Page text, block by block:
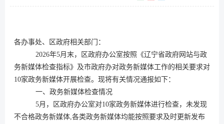
各办事处、区政府相关部门：
2026年5月 末，区政府办公室按照《辽宁省政府网站与政
务新媒体检查指标》及市政府办对政务新媒体工作的相关要求对
10家政务新媒体开展检查。现将有关情况通报如下：
一、政务新媒体检查情况
5月，区政府办公室对10家政务新媒体进行检查，未发现
不合格政务新媒体 各类政务新媒体均能按照要求及时更新发布